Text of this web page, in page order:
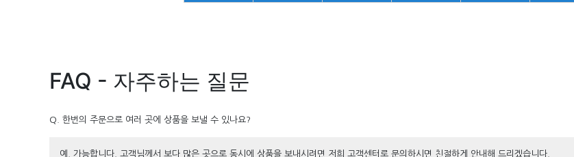
FAQ - 자주하는 질문
Q. 한번의 주문으로 여러 곳에 상품을 보낼 수 있나요?
예, 가능합니다. 고객님께서 보다 많은 곳으로 동시에 상품을 보내시려면 저희 고객센터로 문의하시면 친절하게 안내해 드리겠습니다.